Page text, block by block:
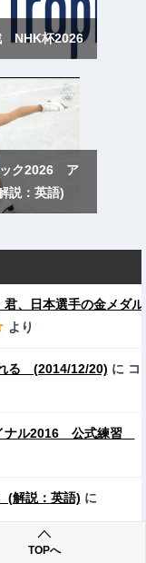
NHK杯2026
ック2026 ア
説：英語)
、日本選手の金メダル
より
る (2014/12/20) に コ
ナル2016 公式練習
解説：英語) に
TOPへ